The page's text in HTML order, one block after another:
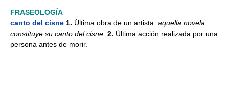
FRASEOLOGÍA
canto del cisne 1. Última obra de un artista: aquella novela
constituye su canto del cisne. 2. Última acción realizada por una
persona antes de morir.